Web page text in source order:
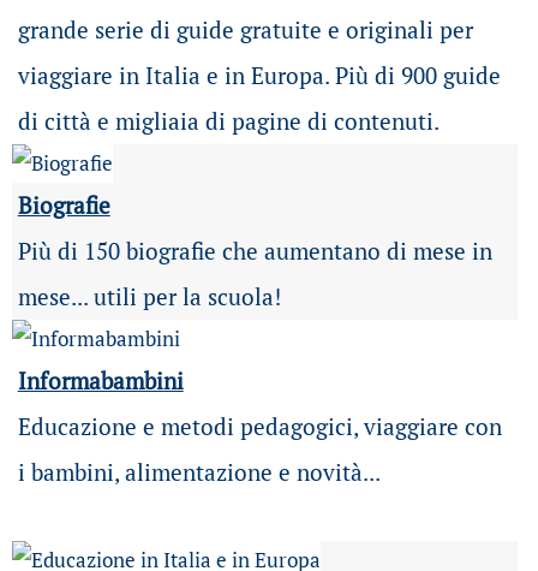
grande serie di guide gratuite e originali per
viaggiare in Italia e in Europa. Più di 900 guide
di città e migliaia di pagine di contenuti.
Biografie
Più di 150 biografie che aumentano di mese in
mese... utili per la scuola!
Informabambini
Educazione e metodi pedagogici, viaggiare con
i bambini, alimentazione e novità...